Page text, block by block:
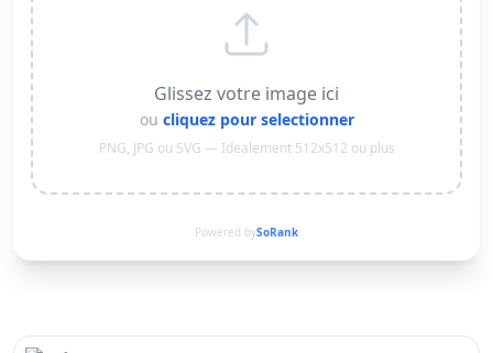
Glissez votre image ici
ou cliquez pour selectionner
PNG, JPG ou SVG — Idealement 512x512 ou plus
Powered bySoRank